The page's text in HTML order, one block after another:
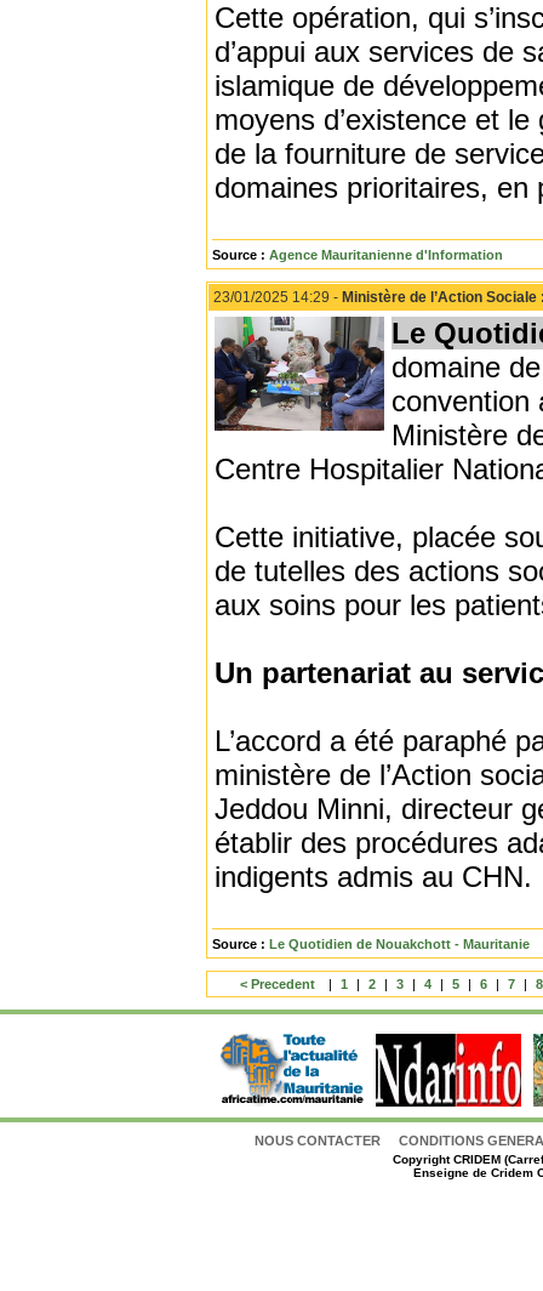
Cette opération, qui
d’appui aux services de
islamique de
moyens d’existence et
de la fourniture de
domaines prioritaires,
Source : Agence Mauritanienne d'Information
23/01/2025 14:29 - Ministère de l’Action
Le
domaine
convention
Ministère
Centre Hospitalier
Cette initiative, placée
de tutelles des actions
aux soins pour les
Un partenariat au
L’accord a été paraphé
ministère de l’Action
Jeddou Minni, directeur
établir des procédures
indigents admis au CHN.
Source : Le Quotidien de Nouakchott - Mauritanie
< Precedent | 1 | 2 | 3 | 4 | 5 | 6 | 7 | 8
NOUS CONTACTER CONDITIONS
CopyrightCRIDEM
Enseigne de Cridem